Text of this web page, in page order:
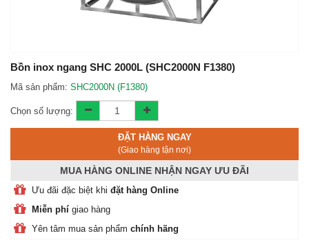
Tin công ty & sự kiện
Liên hệ bảo hành:0912 473 322
Chi nhánh địa điểm phân phốiToàn thắng
Bồn inox ngang SHC 2000L (SHC2000N F1380)
Mã sản phẩm: SHC2000N (F1380)
Chọn số lượng:
ĐẶT HÀNG NGAY
(Giao hàng tận nơi)
MUA HÀNG ONLINE NHẬN NGAY ƯU ĐÃI
Ưu đãi đặc biệt khi đặt hàng Online
Miễn phí giao hàng
Yên tâm mua sản phẩm chính hãng